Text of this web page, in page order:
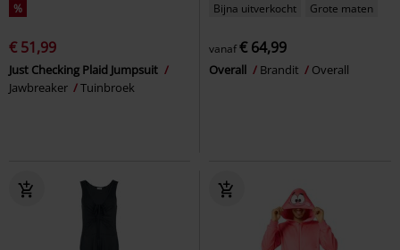
%
€ 51,99
Just Checking Plaid Jumpsuit
Jawbreaker
Tuinbroek
Bijna uitverkocht Grote maten
vanaf€ 64,99
Overall Brandit Overall